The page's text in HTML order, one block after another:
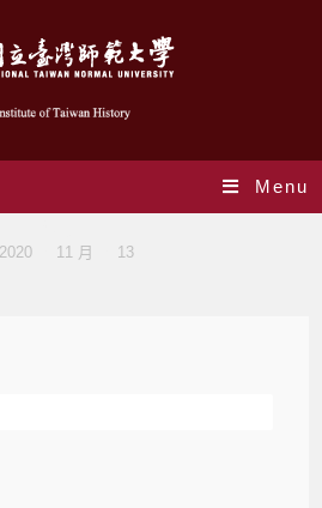
Menu
2020 11 月 13